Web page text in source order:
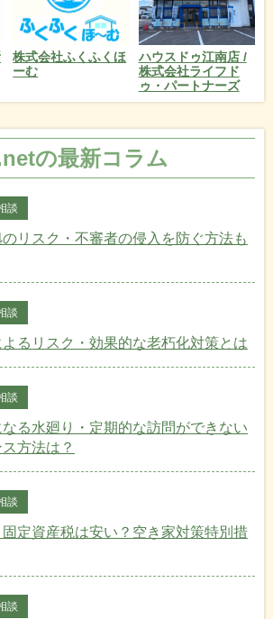
株式会社ふくふくほ
ーむ
ハウスドゥ江南店 /
株式会社ライフド
ゥ・パートナーズ
の最新コラム
談
リスク・不審者の侵入を防ぐ方法も
談
るリスク・効果的な老朽化対策とは
談
る水廻り・定期的な訪問ができない
方法は？
談
定資産税は安い？空き家対策特別措
談